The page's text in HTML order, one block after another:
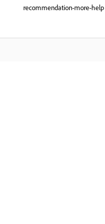
recommendation-more-help